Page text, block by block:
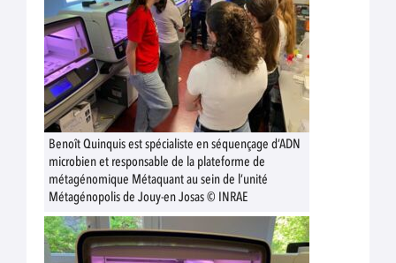
Benoît Quinquis est spécialiste en séquençage d’ADN
microbien et responsable de la plateforme de
métagénomique Métaquant au sein de l’unité
Métagénopolis de Jouy-en Josas © INRAE